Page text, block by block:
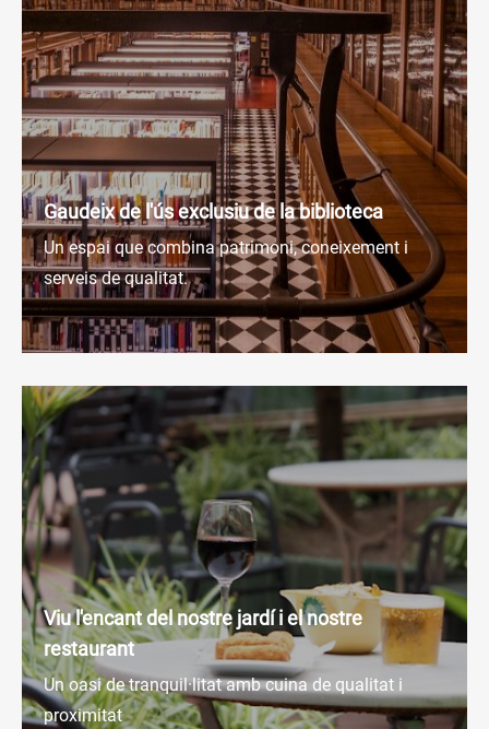
Gaudeix de l'ús exclusiu de la biblioteca
Un espai que combina patrimoni, coneixement i
serveis de qualitat.
Viu l'encant del nostre jardí i el nostre
restaurant
Un oasi de tranquil·litat amb cuina de qualitat i
proximitat